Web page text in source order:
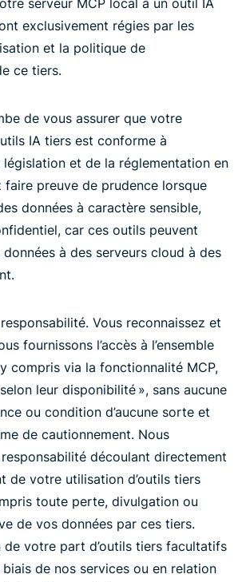
serveur MCP local à un outil IA
exclusivement régies par les
et la politique de
ce tiers.
de vous assurer que votre
IA tiers est conforme à
législation et de la réglementation en
faire preuve de prudence lorsque
données à caractère sensible,
car ces outils peuvent
à des serveurs cloud à des
Vous reconnaissez et
fournissons l’accès à l’ensemble
compris via la fonctionnalité MCP,
selon leur disponibilité », sans aucune
ou condition d’aucune sorte et
de cautionnement. Nous
découlant directement
de votre utilisation d’outils tiers
toute perte, divulgation ou
de vos données par ces tiers.
de votre part d’outils tiers facultatifs
de nos services ou en relation